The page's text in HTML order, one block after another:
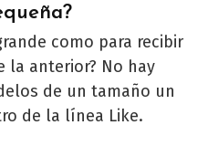
como para recibir
la anterior? No hay
de un tamaño un
de la línea Like.